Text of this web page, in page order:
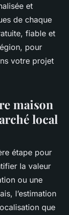
et
de chaque
fiable et
pour
votre projet
maison
local
étape pour
la valeur
ou une
l’estimation
que